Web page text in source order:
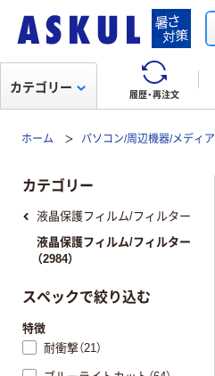
履歴・再注文
カテゴリー
ホーム パソコン/周辺機器/メディア
カテゴリー
液晶保護フィルム/フィルター
液晶保護フィルム/フィルター
（2984）
スペックで絞り込む
特徴
耐衝撃（21）